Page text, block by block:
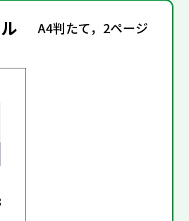
A4判たて，2ページ